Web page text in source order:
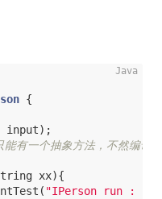
{
input) ;
一个抽象方法，不然编译无
xx){
"IPerson run : "